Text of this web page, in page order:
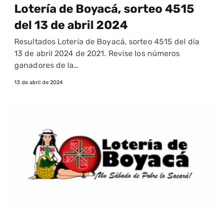
Lotería de Boyacá, sorteo 4515
del 13 de abril 2024
Resultados Lotería de Boyacá, sorteo 4515 del día
13 de abril 2024 de 2021. Revise los números
ganadores de la…
13 de abril de 2024